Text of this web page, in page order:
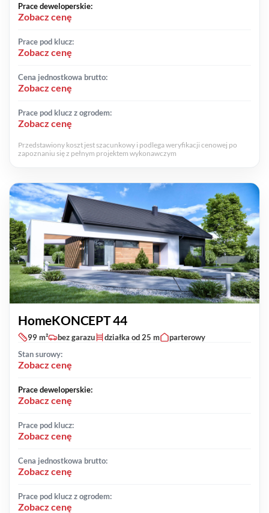
Prace deweloperskie:
Zobacz cenę
Prace pod klucz:
Zobacz cenę
Cena jednostkowa brutto:
Zobacz cenę
Prace pod klucz z ogrodem:
Zobacz cenę
Przedstawiony koszt jest szacunkowy i podlega weryfikacji cenowej po
zapoznaniu się z pełnym projektem wykonawczym
HomeKONCEPT 44
99 m² bez garazu działka od 25 m
parterowy
Stan surowy:
Zobacz cenę
Prace deweloperskie:
Zobacz cenę
Prace pod klucz:
Zobacz cenę
Cena jednostkowa brutto:
Zobacz cenę
Prace pod klucz z ogrodem:
Zobacz cenę